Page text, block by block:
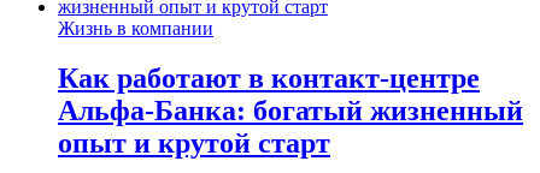
Жизнь в компании
Как работают в контакт-центре
Альфа-Банка: богатый жизненный
опыт и крутой старт